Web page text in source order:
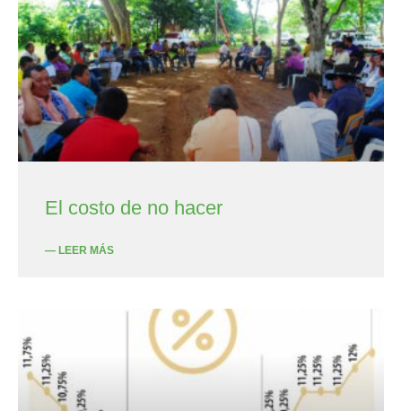
El costo de no hacer
— LEER MÁS